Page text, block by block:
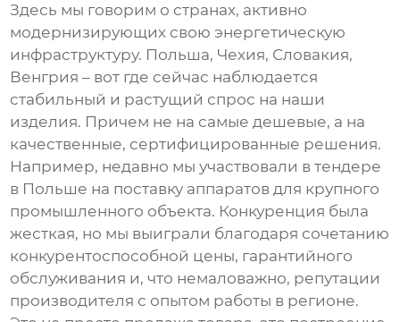
Здесь мы говорим о странах, активно
модернизирующих свою энергетическую
инфраструктуру. Польша, Чехия, Словакия,
Венгрия – вот где сейчас наблюдается
стабильный и растущий спрос на наши
изделия. Причем не на самые дешевые, а на
качественные, сертифицированные решения.
Например, недавно мы участвовали в тендере
в Польше на поставку аппаратов для крупного
промышленного объекта. Конкуренция была
жесткая, но мы выиграли благодаря сочетанию
конкурентоспособной цены, гарантийного
обслуживания и, что немаловажно, репутации
производителя с опытом работы в регионе.